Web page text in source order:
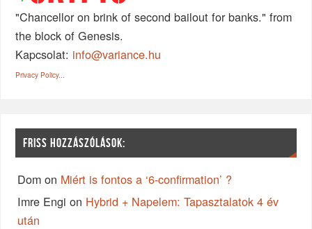
"Chancellor on brink of second bailout for banks." from
the block of Genesis.
Kapcsolat: info@variance.hu
Privacy Policy...
FRISS HOZZÁSZÓLÁSOK:
Dom on Miért is fontos a ‘6-confirmation’ ?
Imre Engi on Hybrid + Napelem: Tapasztalatok 4 év
után